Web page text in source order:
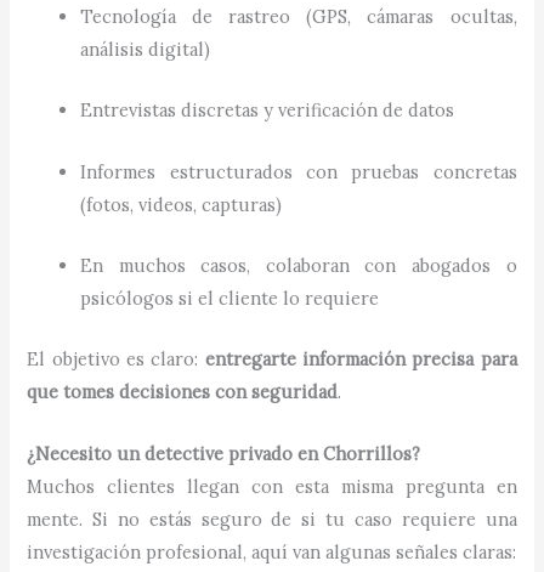
Tecnología de rastreo (GPS, cámaras ocultas,
análisis digital)
Entrevistas discretas y verificación de datos
Informes estructurados con pruebas concretas
(fotos, videos, capturas)
En muchos casos, colaboran con abogados o
psicólogos si el cliente lo requiere
El objetivo es claro: entregarte información precisa para
que tomes decisiones con seguridad.
¿Necesito un detective privado en Chorrillos?
Muchos clientes llegan con esta misma pregunta en
mente. Si no estás seguro de si tu caso requiere una
investigación profesional, aquí van algunas señales claras: